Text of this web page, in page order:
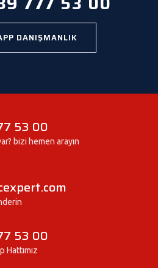
DANIŞMANLIK
53 00
bizi hemen arayın
53 00
Hattımız